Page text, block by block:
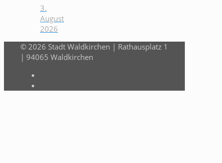
3.
August
2026
© 2026 Stadt Waldkirchen | Rathausplatz 1
| 94065 Waldkirchen